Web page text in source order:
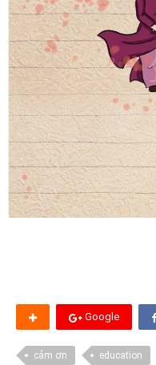
Google
cảm ơn education